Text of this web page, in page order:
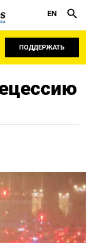
EN
ПОДДЕРЖАТЬ